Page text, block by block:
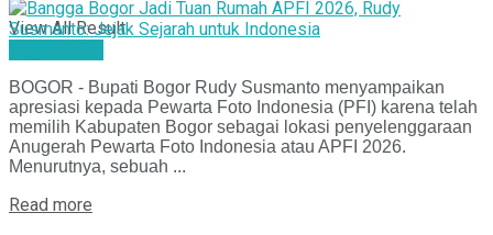
View All Result
BOGOR - Bupati Bogor Rudy Susmanto menyampaikan
apresiasi kepada Pewarta Foto Indonesia (PFI) karena telah
memilih Kabupaten Bogor sebagai lokasi penyelenggaraan
Anugerah Pewarta Foto Indonesia atau APFI 2026.
Menurutnya, sebuah ...
Read more